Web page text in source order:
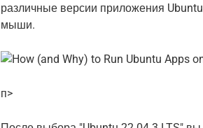
различные версии приложения
мыши.
п>